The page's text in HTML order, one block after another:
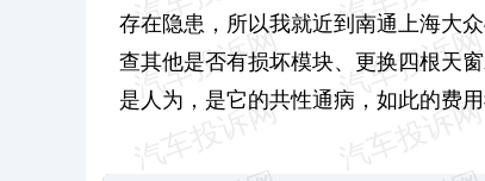
存在隐患，所以我就近到南通上海大
查其他是否有损坏模块、更换四根天
是人为，是它的共性通病，如此的费